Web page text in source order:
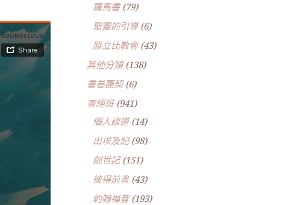
羅馬書(79)
聖靈的引導(6)
腓立比教會(43)
其他分類(138)
書卷團契(6)
查經班(941)
個人談道(14)
出埃及記(98)
創世記(151)
彼得前書(43)
約翰福音(193)